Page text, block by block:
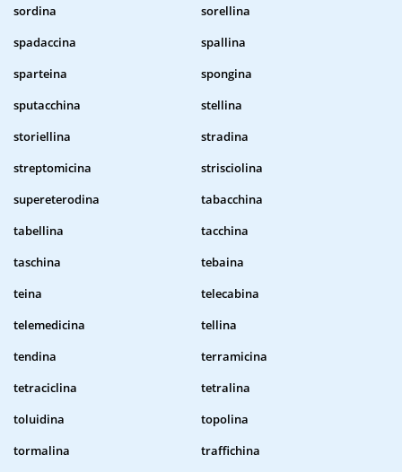
sordina
sorellina
spadaccina
spallina
sparteina
spongina
sputacchina
stellina
storiellina
stradina
streptomicina
strisciolina
supereterodina
tabacchina
tabellina
tacchina
taschina
tebaina
teina
telecabina
telemedicina
tellina
tendina
terramicina
tetraciclina
tetralina
toluidina
topolina
tormalina
traffichina